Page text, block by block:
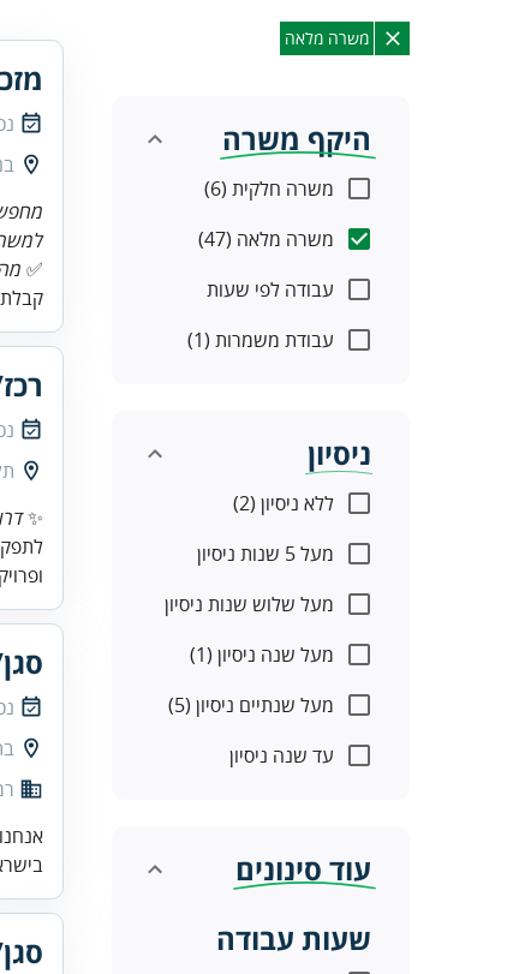
משרה מלאה
היקף משרה
משרה חלקית (6)
משרה מלאה (47)
עבודה לפי שעות
עבודת משמרות (1)
ניסיון
ללא ניסיון (2)
מעל 5 שנות ניסיון
מעל שלוש שנות ניסיון
מעל שנה ניסיון (1)
מעל שנתיים ניסיון (5)
עד שנה ניסיון
עוד סינונים
שעות עבודה
✅
✨